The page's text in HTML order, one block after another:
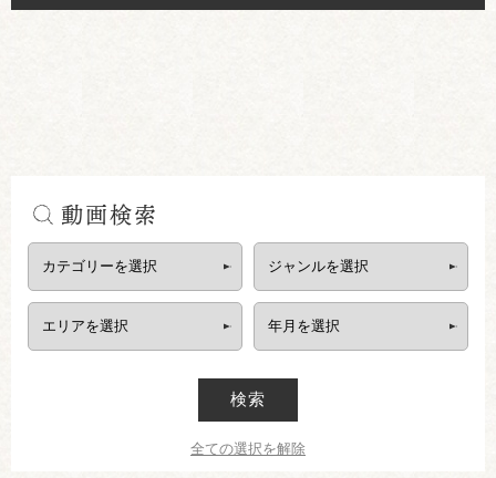
動画検索
検索
全ての選択を解除